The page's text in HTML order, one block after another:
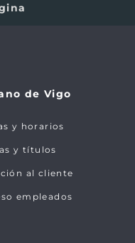
de Vigo
y horarios
y títulos
al cliente
empleados